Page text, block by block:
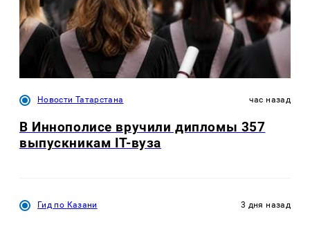
Новости Татарстана час назад
В Иннополисе вручили дипломы 357
выпускникам IT-вуза
Гид по Казани 3 дня назад